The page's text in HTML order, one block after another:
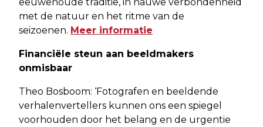
met de natuur en het ritme van de
seizoenen. Meer informatie
Financiële steun aan beeldmakers
onmisbaar
Theo Bosboom: ‘Fotografen en beeldende
verhalenvertellers kunnen ons een spiegel
voorhouden door het belang en de urgentie